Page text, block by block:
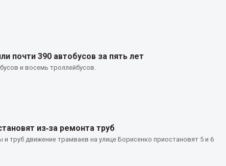
почти 390 автобусов за пять лет
и восемь троллейбусов.
из‑за ремонта труб
труб движение трамваев на улице Борисенко приостановят 5 и 6